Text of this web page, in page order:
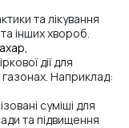
та лікування
інших хвороб.
дії для
Наприклад:
суміші для
та підвищення